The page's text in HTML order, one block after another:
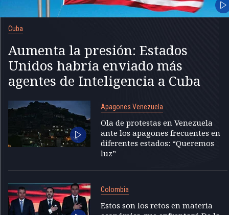
Cuba
Aumenta la presión: Estados
Unidos habría enviado más
agentes de Inteligencia a Cuba
Apagones Venezuela
Ola de protestas en Venezuela
ante los apagones frecuentes en
diferentes estados: “Queremos
luz”
Colombia
Estos son los retos en materia